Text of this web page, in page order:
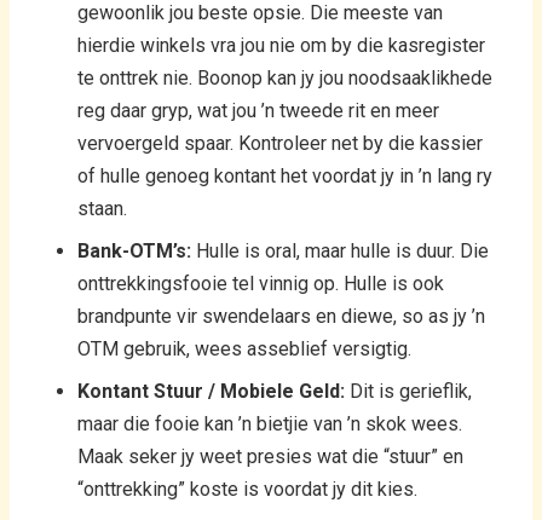
gewoonlik jou beste opsie. Die meeste van
hierdie winkels vra jou nie om by die kasregister
te onttrek nie. Boonop kan jy jou noodsaaklikhede
reg daar gryp, wat jou ’n tweede rit en meer
vervoergeld spaar. Kontroleer net by die kassier
of hulle genoeg kontant het voordat jy in ’n lang ry
staan.
Bank-OTM’s: Hulle is oral, maar hulle is duur. Die
onttrekkingsfooie tel vinnig op. Hulle is ook
brandpunte vir swendelaars en diewe, so as jy ’n
OTM gebruik, wees asseblief versigtig.
Kontant Stuur / Mobiele Geld: Dit is gerieflik,
maar die fooie kan ’n bietjie van ’n skok wees.
Maak seker jy weet presies wat die “stuur” en
“onttrekking” koste is voordat jy dit kies.